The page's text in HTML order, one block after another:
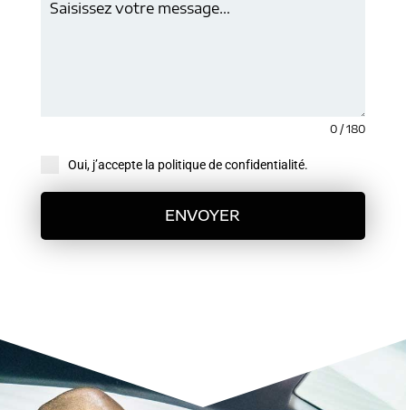
0 / 180
Oui, j’accepte la politique de confidentialité.
ENVOYER